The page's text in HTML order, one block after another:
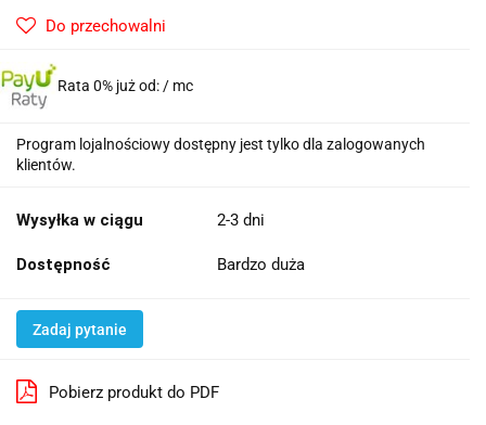
Do przechowalni
Rata 0% już od:/ mc
Program lojalnościowy dostępny jest tylko dla zalogowanych
klientów.
Wysyłka w ciągu 2-3 dni
Dostępność Bardzo duża
Zadaj pytanie
Pobierz produkt do PDF